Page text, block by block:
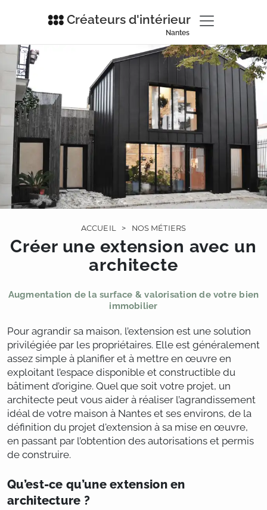
Créateurs d'intérieur
Nantes
ACCUEIL > NOS MÉTIERS
Créer une extension avec un
architecte
Augmentation de la surface & valorisation de votre bien
immobilier
Pour agrandir sa maison, l’extension est une solution
privilégiée par les propriétaires. Elle est généralement
assez simple à planifier et à mettre en œuvre en
exploitant l’espace disponible et constructible du
bâtiment d’origine. Quel que soit votre projet, un
architecte peut vous aider à réaliser l’agrandissement
idéal de votre maison à Nantes et ses environs, de la
définition du projet d'extension à sa mise en œuvre,
en passant par l’obtention des autorisations et permis
de construire.
Qu’est-ce qu’une extension en
architecture ?